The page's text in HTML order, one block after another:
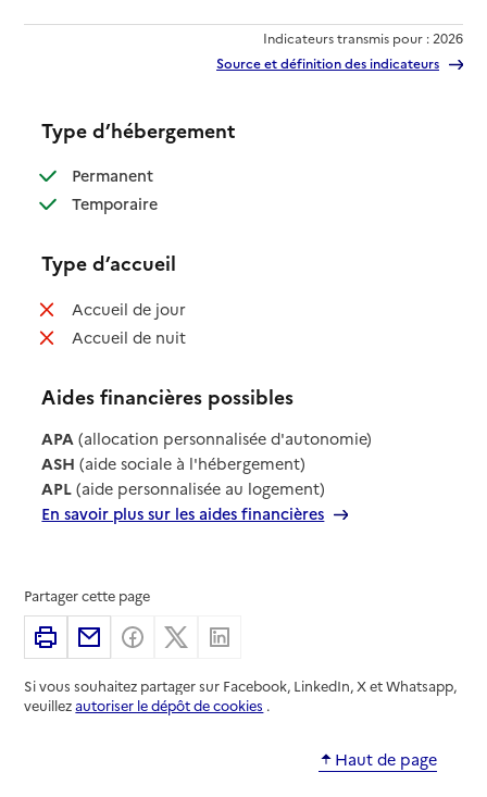
Indicateurs transmis pour : 2026
Source et définition des indicateurs
Type d’hébergement
Permanent: disponible
Temporaire: disponible
Type d’accueil
Accueil de jour: non disponible
Accueil de nuit: non disponible
Aides financières possibles
APA (allocation personnalisée d'autonomie)
ASH (aide sociale à l'hébergement)
APL (aide personnalisée au logement)
En savoir plus sur les aides financières
Partager cette page
ImprimerPartager par email
Partager sur Facebook
Partager sur X
Si vous souhaitez partager sur Facebook, LinkedIn, X et Whatsapp,
veuillezautoriser le dépôt de cookies .
Haut de page